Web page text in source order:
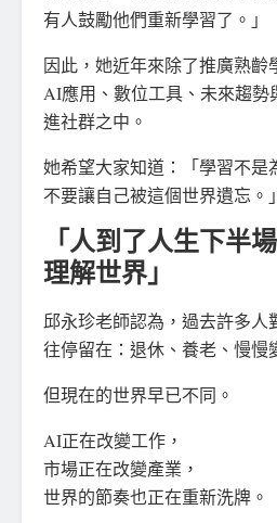
有人鼓勵他們重新學習了。」
因此，她近年來除了推廣熟齡
AI應用、數位工具、未來趨勢
進社群之中。
她希望大家知道：「學習不是
不要讓自己被這個世界遺忘。」
「人到了人生下半
理解世界」
邱永珍老師認為，過去許多人
往停留在：退休、養老、慢慢
但現在的世界早已不同。
AI正在改變工作，
市場正在改變產業，
世界的節奏也正在重新洗牌。